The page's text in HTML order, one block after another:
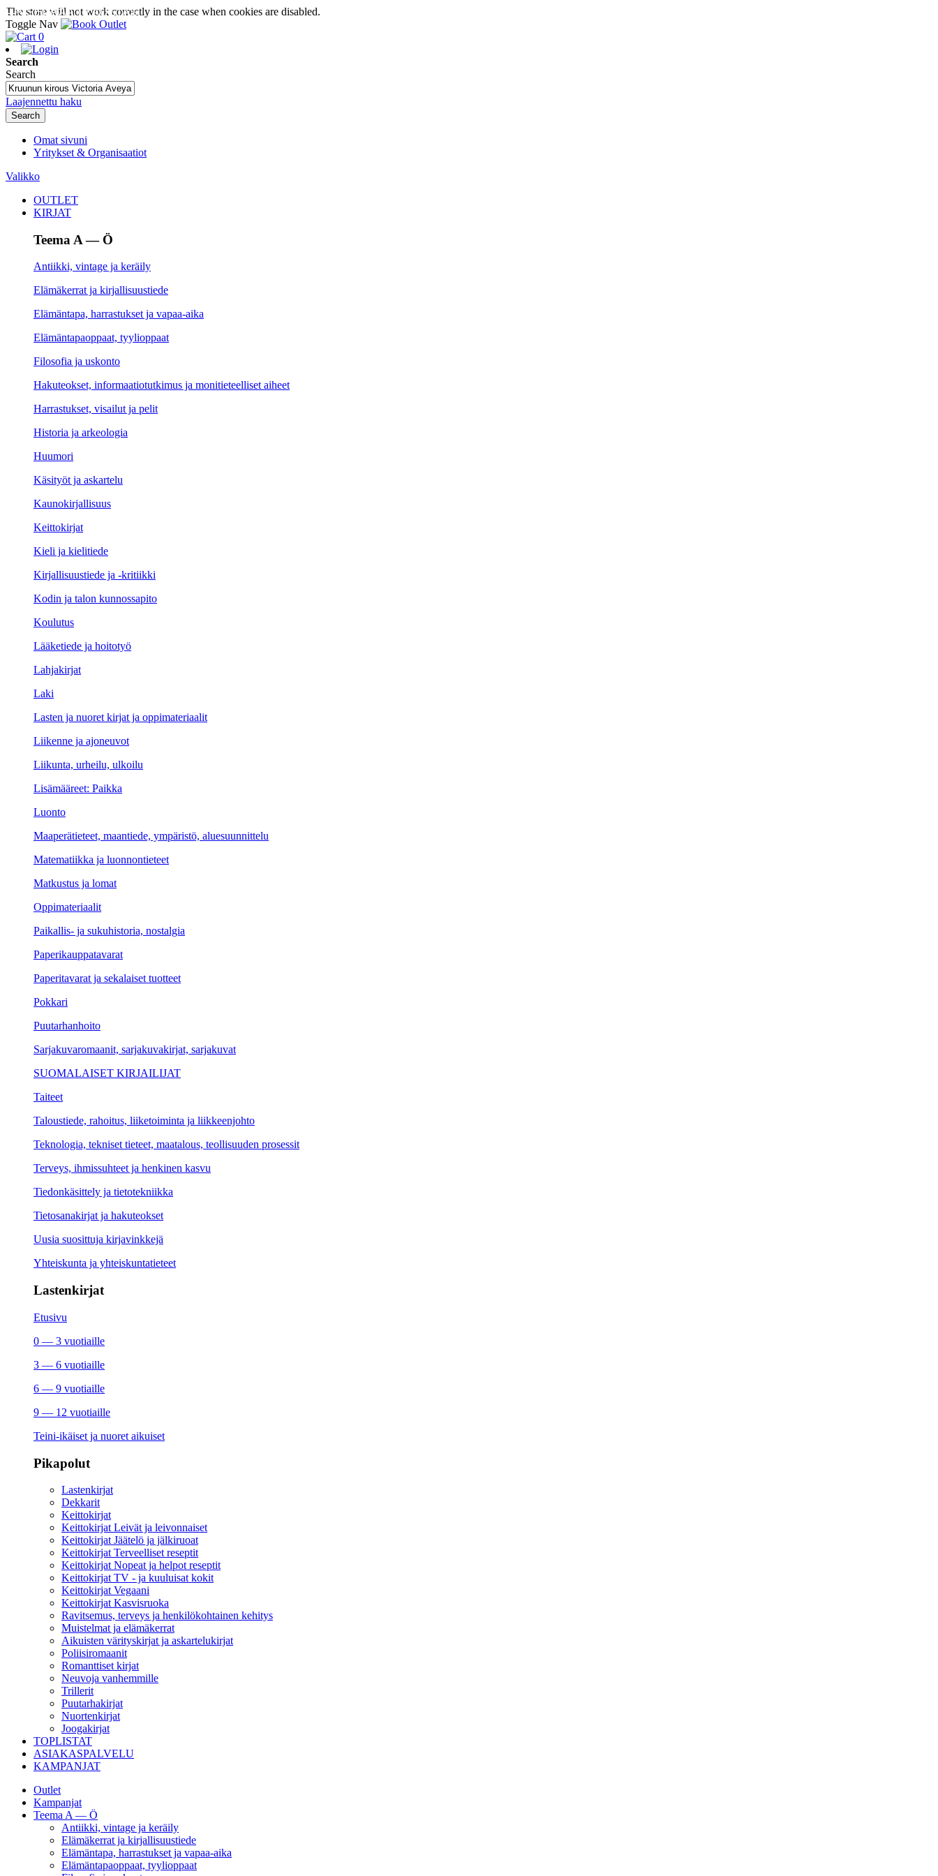
The store will not work correctly in the case when cookies are disabled.
Toggle Nav
0
Search
Search
Laajennettu haku
Search
Omat sivuni
Yritykset & Organisaatiot
Valikko
SEURAA TILAUSTASI
OUTLET
KIRJAT
Teema A — Ö
Antiikki, vintage ja keräily
Elämäkerrat ja kirjallisuustiede
Elämäntapa, harrastukset ja vapaa-aika
Elämäntapaoppaat, tyylioppaat
Filosofia ja uskonto
Hakuteokset, informaatiotutkimus ja monitieteelliset aiheet
Harrastukset, visailut ja pelit
Historia ja arkeologia
Huumori
Käsityöt ja askartelu
Kaunokirjallisuus
Keittokirjat
Kieli ja kielitiede
Kirjallisuustiede ja -kritiikki
Kodin ja talon kunnossapito
Koulutus
Lääketiede ja hoitotyö
Lahjakirjat
Laki
Lasten ja nuoret kirjat ja oppimateriaalit
Liikenne ja ajoneuvot
Liikunta, urheilu, ulkoilu
Lisämääreet: Paikka
Luonto
Maaperätieteet, maantiede, ympäristö, aluesuunnittelu
Matematiikka ja luonnontieteet
Matkustus ja lomat
Oppimateriaalit
Paikallis- ja sukuhistoria, nostalgia
Paperikauppatavarat
Paperitavarat ja sekalaiset tuotteet
Pokkari
Puutarhanhoito
Sarjakuvaromaanit, sarjakuvakirjat, sarjakuvat
SUOMALAISET KIRJAILIJAT
Taiteet
Taloustiede, rahoitus, liiketoiminta ja liikkeenjohto
Teknologia, tekniset tieteet, maatalous, teollisuuden prosessit
Terveys, ihmissuhteet ja henkinen kasvu
Tiedonkäsittely ja tietotekniikka
Tietosanakirjat ja hakuteokset
Uusia suosittuja kirjavinkkejä
Yhteiskunta ja yhteiskuntatieteet
Lastenkirjat
Etusivu
0 — 3 vuotiaille
3 — 6 vuotiaille
6 — 9 vuotiaille
9 — 12 vuotiaille
Teini-ikäiset ja nuoret aikuiset
Pikapolut
Lastenkirjat
Dekkarit
Keittokirjat
Keittokirjat Leivät ja leivonnaiset
Keittokirjat Jäätelö ja jälkiruoat
Keittokirjat Terveelliset reseptit
Keittokirjat Nopeat ja helpot reseptit
Keittokirjat TV - ja kuuluisat kokit
Keittokirjat Vegaani
Keittokirjat Kasvisruoka
Ravitsemus, terveys ja henkilökohtainen kehitys
Muistelmat ja elämäkerrat
Aikuisten värityskirjat ja askartelukirjat
Poliisiromaanit
Romanttiset kirjat
Neuvoja vanhemmille
Trillerit
Puutarhakirjat
Nuortenkirjat
Joogakirjat
TOPLISTAT
ASIAKASPALVELU
KAMPANJAT
Outlet
Kampanjat
Teema A — Ö
Antiikki, vintage ja keräily
Elämäkerrat ja kirjallisuustiede
Elämäntapa, harrastukset ja vapaa-aika
Elämäntapaoppaat, tyylioppaat